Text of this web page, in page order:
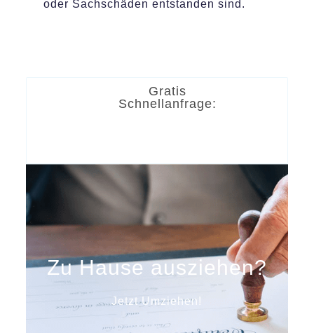
oder Sachschäden entstanden sind.
Gratis
Schnellanfrage:
Zu Hause ausziehen?
Jetzt Umziehen!